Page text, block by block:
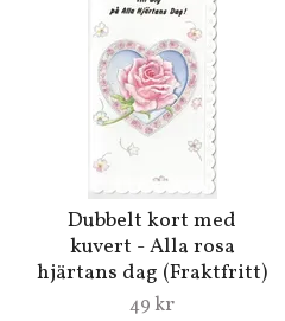
Dubbelt kort med
kuvert - Alla rosa
hjärtans dag (Fraktfritt)
49 kr